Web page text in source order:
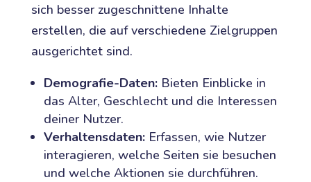
sich besser zugeschnittene Inhalte
erstellen, die auf verschiedene Zielgruppen
ausgerichtet sind.
Demografie-Daten:Bieten Einblicke in
das Alter, Geschlecht und die Interessen
deiner Nutzer.
Verhaltensdaten:Erfassen, wie Nutzer
interagieren, welche Seiten sie besuchen
und welche Aktionen sie durchführen.